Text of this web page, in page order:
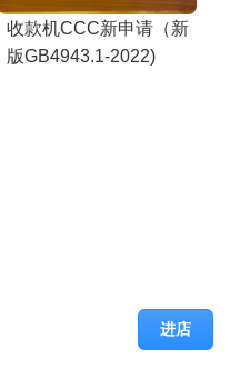
收款机CCC新申请（新
版GB4943.1-2022)
进店